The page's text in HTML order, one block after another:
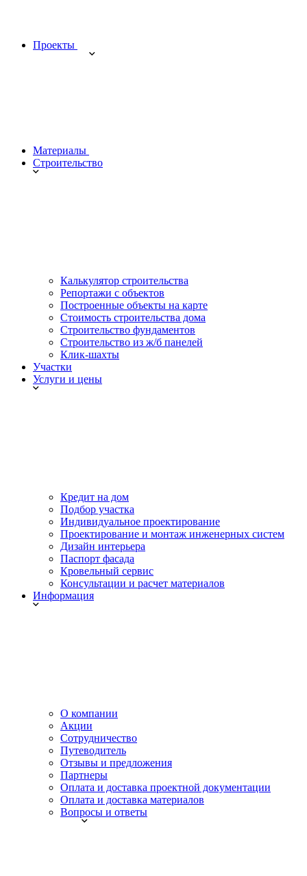
Проекты
Материалы
Строительство
Калькулятор строительства
Репортажи с объектов
Построенные объекты на карте
Стоимость строительства дома
Строительство фундаментов
Строительство из ж/б панелей
Клик-шахты
Участки
Услуги и цены
Кредит на дом
Подбор участка
Индивидуальное проектирование
Проектирование и монтаж инженерных систем
Дизайн интерьера
Паспорт фасада
Кровельный сервис
Консультации и расчет материалов
Информация
О компании
Акции
Сотрудничество
Путеводитель
Отзывы и предложения
Партнеры
Оплата и доставка проектной документации
Оплата и доставка материалов
Вопросы и ответы